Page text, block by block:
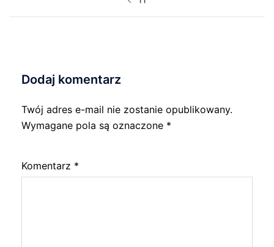
Dodaj komentarz
Twój adres e-mail nie zostanie opublikowany.
Wymagane pola są oznaczone *
Komentarz *